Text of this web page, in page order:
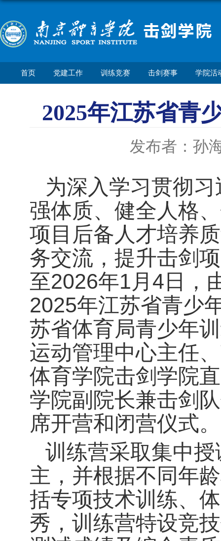
首页 党建工作 训练竞赛 击剑赛事 学院活
2025年江苏省青
发布者：孙
为深入学习贯彻
强体质、健全人格
项目后备人才培养
务交流，提升击剑
至2026年1月4日，
2025年江苏省青少
苏省体育局青少年
运动管理中心主任
体育学院击剑学院
学院副院长兼击剑
席开营和闭营仪式。
训练营采取集中
主，并根据不同年
括专项技术训练、
秀，训练营特设竞